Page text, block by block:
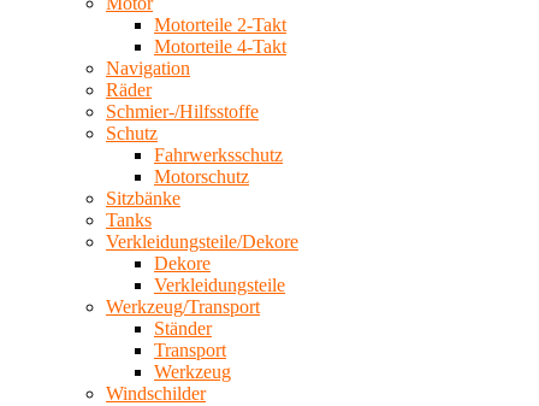
Motorteile 2-Takt
Motorteile 4-Takt
Navigation
Räder
Schmier-/Hilfsstoffe
Schutz
Fahrwerksschutz
Motorschutz
Sitzbänke
Tanks
Verkleidungsteile/Dekore
Dekore
Verkleidungsteile
Werkzeug/Transport
Ständer
Transport
Werkzeug
Windschilder